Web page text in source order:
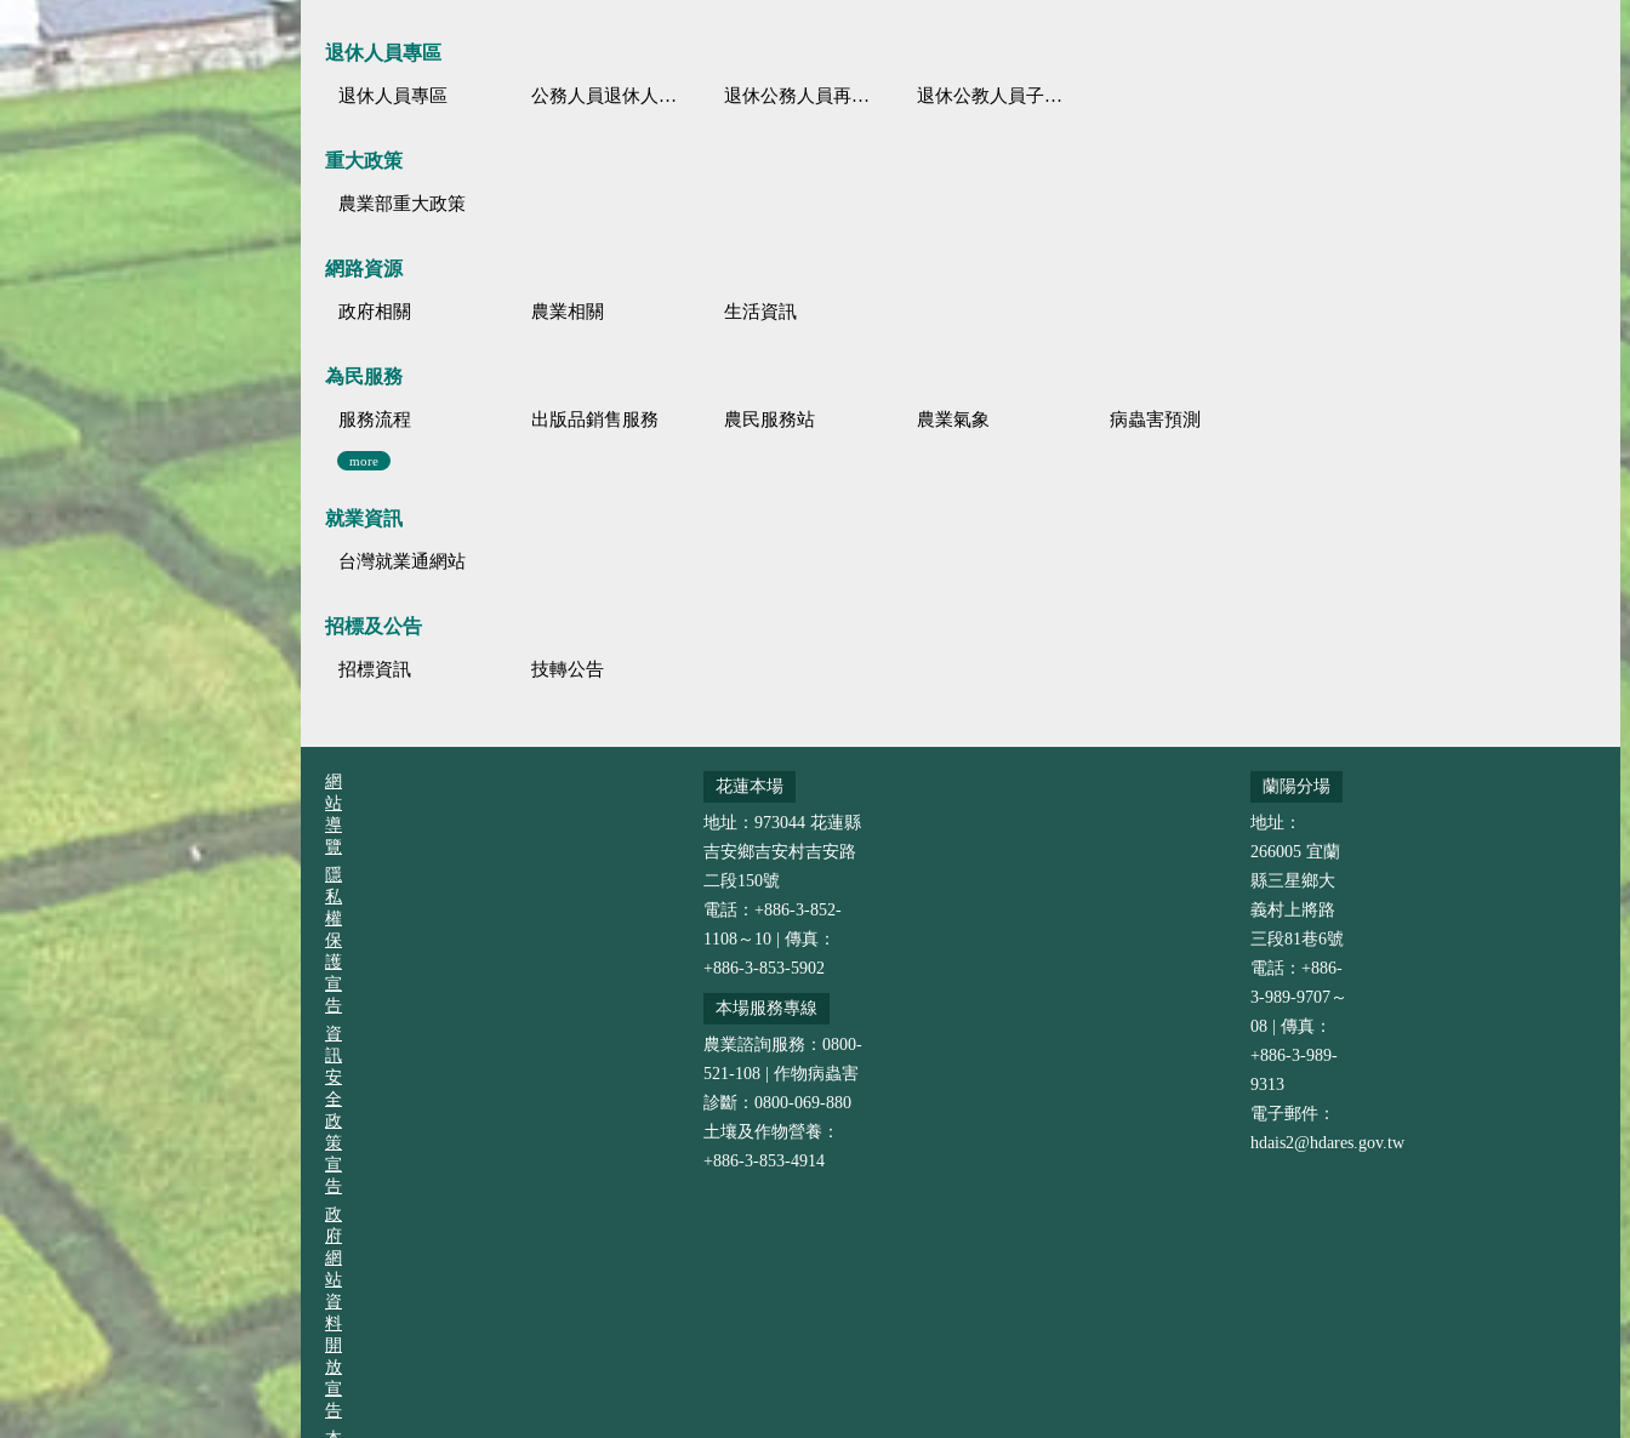
退休人員專區
退休人員專區 公務人員退休人員法施行細則 退休公務人員再任職務 退休公教人員子女教育補助規定
重大政策
農業部重大政策
網路資源
政府相關 農業相關 生活資訊
為民服務
服務流程 出版品銷售服務 農民服務站 農業氣象 病蟲害預測
more
就業資訊
台灣就業通網站
招標及公告
招標資訊 技轉公告
網
站
導
覽
隱
私
權
保
護
宣
告
資
訊
安
全
政
策
宣
告
政
府
網
站
資
料
開
放
宣
告
花蓮本場
地址：973044 花蓮縣
吉安鄉吉安村吉安路
二段150號
電話：+886-3-852-
1108～10 | 傳真：
+886-3-853-5902
本場服務專線
農業諮詢服務：0800-
521-108 | 作物病蟲害
診斷：0800-069-880
土壤及作物營養：
+886-3-853-4914
蘭陽分場
地址：
266005 宜蘭
縣三星鄉大
義村上將路
三段81巷6號
電話：+886-
3-989-9707～
08 | 傳真：
+886-3-989-
9313
電子郵件：
hdais2@hdares.gov.tw